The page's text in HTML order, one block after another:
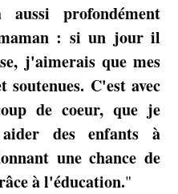
profondément
: si un jour il
j'aimerais que mes
soutenues. C'est avec
de coeur, que je
des enfants à
une chance de
à l'éducation."